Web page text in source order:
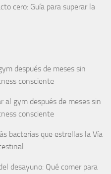
cero: Guía para superar la
después de meses sin
consciente
al gym después de meses sin
consciente
bacterias que estrellas la Vía
desayuno: Qué comer para